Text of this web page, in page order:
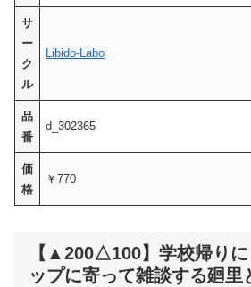
サ
ー
ク
ル
Libido-Labo
品
番
d_302365
価
格
￥770
【▲200△100】学校帰りに
ップに寄って雑談する廻里